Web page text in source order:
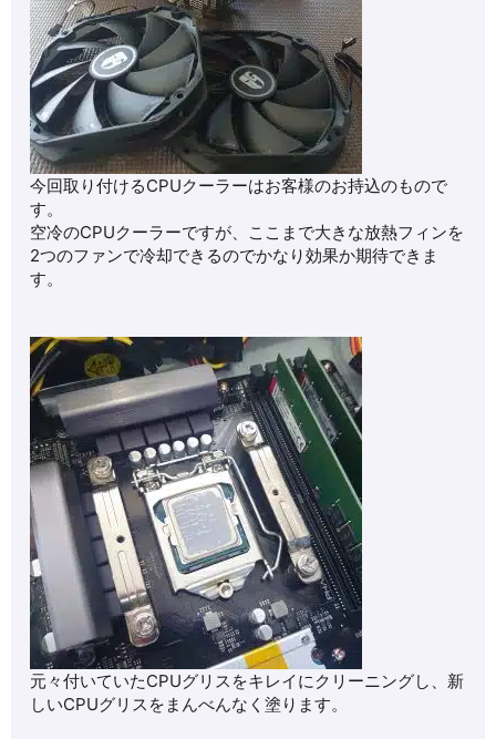
今回取り付けるCPUクーラーはお客様のお持込のもので
す。
空冷のCPUクーラーですが、ここまで大きな放熱フィンを
2つのファンで冷却できるのでかなり効果か期待できま
す。
元々付いていたCPUグリスをキレイにクリーニングし、新
しいCPUグリスをまんべんなく塗ります。